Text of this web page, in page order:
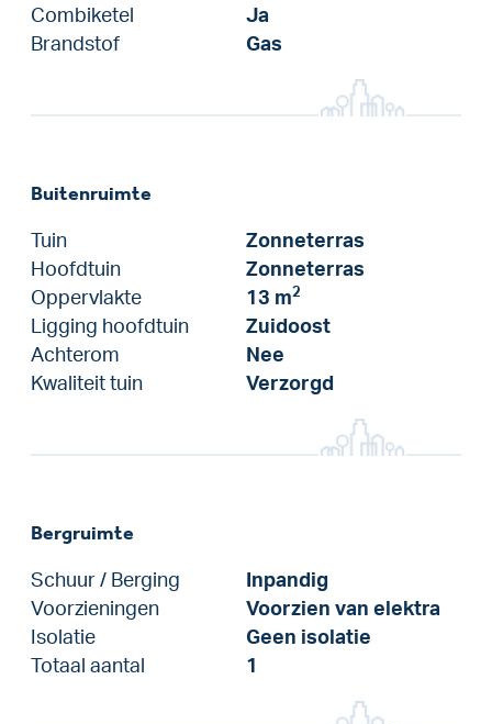
Combiketel
Ja
Brandstof
Gas
Buitenruimte
Tuin
Zonneterras
Hoofdtuin
Zonneterras
Oppervlakte
13 m2
Ligging hoofdtuin
Zuidoost
Achterom
Nee
Kwaliteit tuin
Verzorgd
Bergruimte
Schuur / Berging
Inpandig
Voorzieningen
Voorzien van elektra
Isolatie
Geen isolatie
Totaal aantal
1